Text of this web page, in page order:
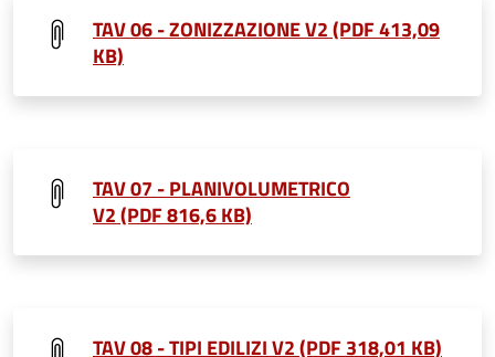
TAV 06 - ZONIZZAZIONE V2 (PDF 413,09
KB)
TAV 07 - PLANIVOLUMETRICO
V2 (PDF 816,6 KB)
TAV 08 - TIPI EDILIZI V2 (PDF 318,01 KB)